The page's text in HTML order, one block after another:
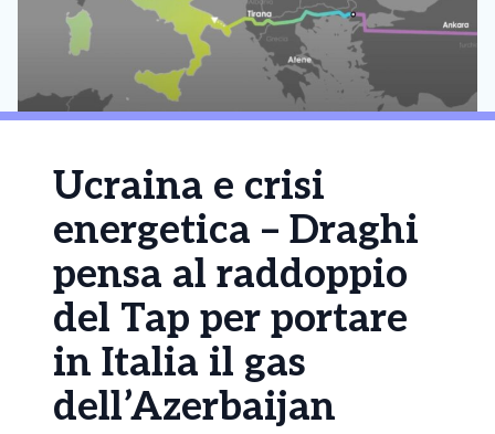
Ucraina e crisi
energetica – Draghi
pensa al raddoppio
del Tap per portare
in Italia il gas
dell’Azerbaijan